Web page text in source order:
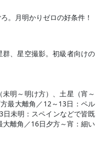
。月明かりゼロの好条件！
、星空撮影。初級者向けの
明～明け方）、土星（宵～
最大離角／12～13日：ペル
日未明：スペインなどで皆既
離角／16日夕方～宵：細い